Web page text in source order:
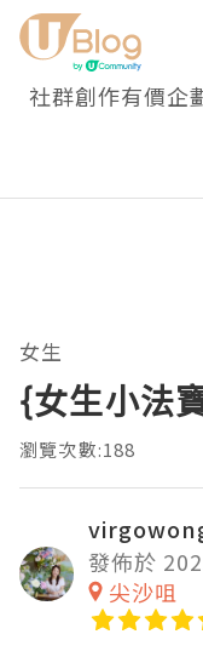
社群創作有價企
女生
{女生小法
瀏覽次數:188
發佈於
尖沙咀